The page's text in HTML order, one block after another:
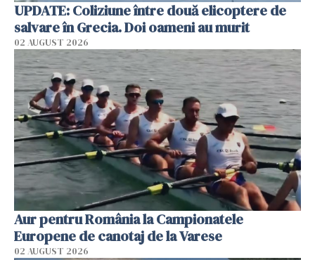
UPDATE: Coliziune între două elicoptere de
salvare în Grecia. Doi oameni au murit
02 AUGUST 2026
Aur pentru România la Campionatele
Europene de canotaj de la Varese
02 AUGUST 2026